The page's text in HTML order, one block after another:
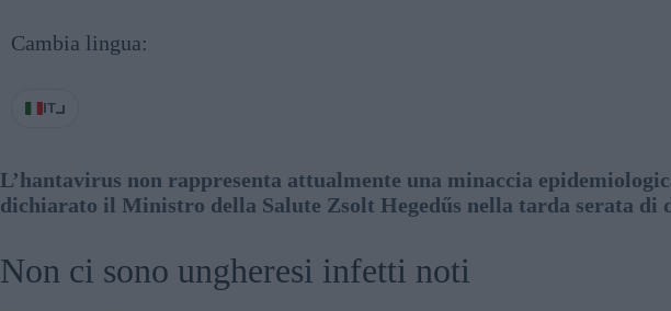
Cambia lingua:
IT
L’hantavirus non rappresenta attualmente una minaccia
dichiarato il Ministro della Salute Zsolt Hegedűs nella tarda serata di
Non ci sono ungheresi infetti noti